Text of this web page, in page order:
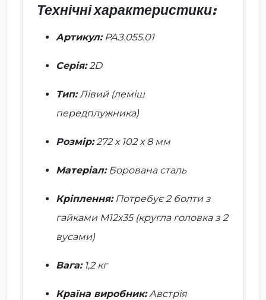
Технічні характеристики:
Артикул:РАЗ.055.01
Серія:2D
Тип:Лівий (леміш
передплужника)
Розмір:272 х 102 х 8 мм
Матеріал:Борована сталь
Кріплення:Потребує 2 болти з
гайками M12х35 (кругла головка з 2
вусами)
Вага:1,2 кг
Країна виробник:Австрія